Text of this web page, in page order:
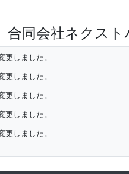
合同会社ネクス
更しました。
更しました。
更しました。
更しました。
更しました。